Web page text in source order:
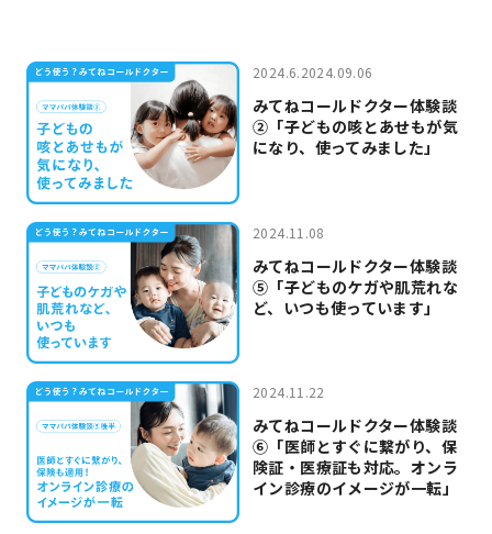
2024.6.2024.09.06
みてねコールドクター体験談
②「子どもの咳とあせもが気
になり、使ってみました」
2024.11.08
みてねコールドクター体験談
⑤「子どものケガや肌荒れな
ど、いつも使っています」
2024.11.22
みてねコールドクター体験談
⑥「医師とすぐに繋がり、保
険証・医療証も対応。オンラ
イン診療のイメージが一転」